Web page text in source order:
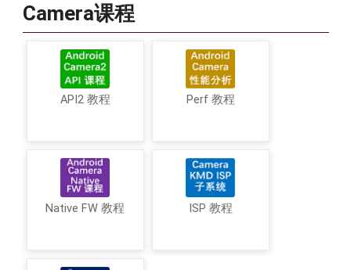
Camera课程
API2 教程 Perf 教程
Native FW 教程 ISP 教程